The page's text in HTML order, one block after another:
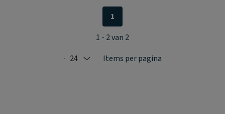
Selected: 24
24 Items per pagina
1
1 - 2 van 2